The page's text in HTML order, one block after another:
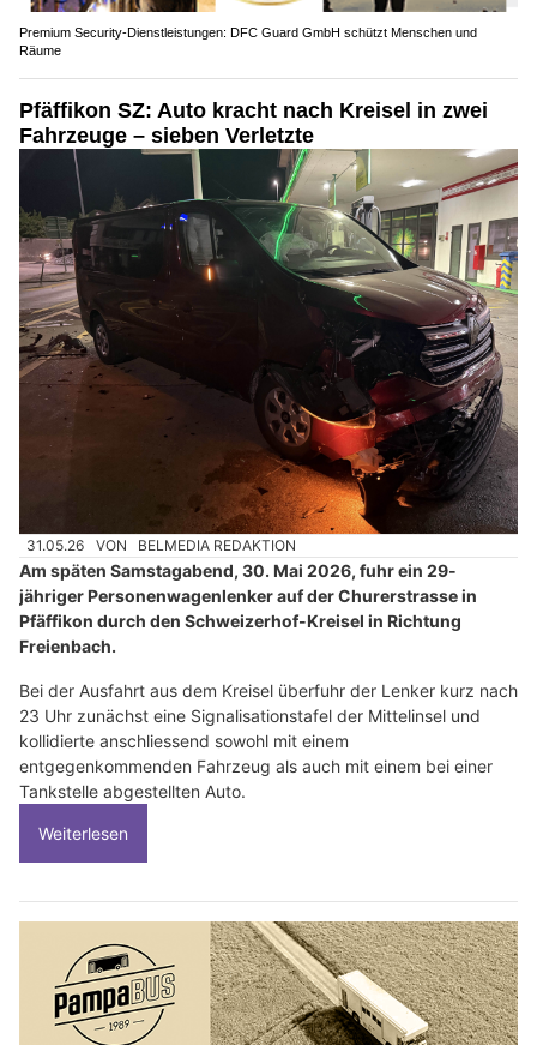
Premium Security-Dienstleistungen: DFC Guard GmbH schützt Menschen und
Räume
Pfäffikon SZ: Auto kracht nach Kreisel in zwei
Fahrzeuge – sieben Verletzte
31.05.26 VON BELMEDIA REDAKTION
Am späten Samstagabend, 30. Mai 2026, fuhr ein 29-
jähriger Personenwagenlenker auf der Churerstrasse in
Pfäffikon durch den Schweizerhof-Kreisel in Richtung
Freienbach.
Bei der Ausfahrt aus dem Kreisel überfuhr der Lenker kurz nach
23 Uhr zunächst eine Signalisationstafel der Mittelinsel und
kollidierte anschliessend sowohl mit einem
entgegenkommenden Fahrzeug als auch mit einem bei einer
Tankstelle abgestellten Auto.
Weiterlesen